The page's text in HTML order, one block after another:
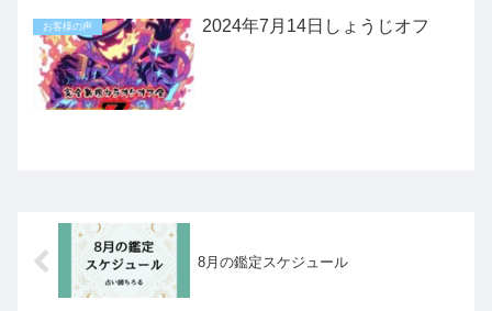
お客様の声 2024年7月14日しょうじオフ
8月の鑑定スケジュール